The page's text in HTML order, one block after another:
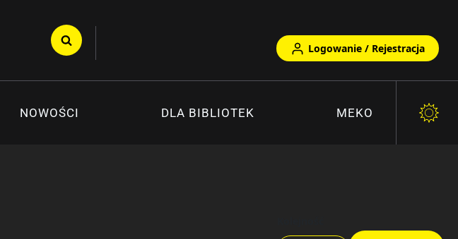
Logowanie / Rejestracja
NOWOŚCI DLA BIBLIOTEK MEKO